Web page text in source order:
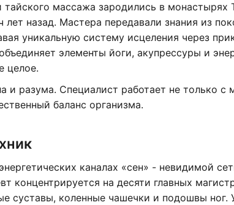
тайского массажа зародились в монастырях
лет назад. Мастера передавали знания из
уникальную систему исцеления через
элементы йоги, акупрессуры и
целое.
и разума. Специалист работает не только
баланс организма.
каналах «сен» - невидимой
концентрируется на десяти главных
суставы, коленные чашечки и подошвы ног.